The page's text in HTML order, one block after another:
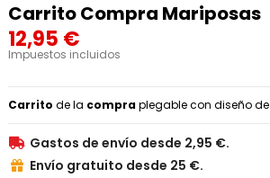
Carrito Compra Mariposas
12,95 €
Impuestos incluidos
Carrito de la compraplegable con diseño de
 Gastos de envío desde 2,95 €.
 Envío gratuito desde 25 €.